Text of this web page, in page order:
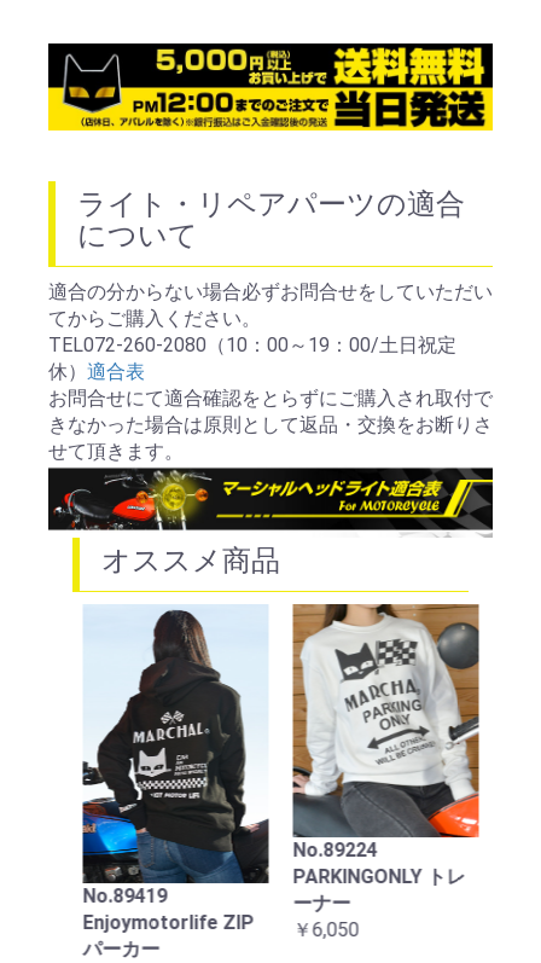
お買い物を続ける
ライト・リペアパーツの適合
について
適合の分からない場合必ずお問合せをしていただい
てからご購入ください。
TEL072-260-2080（10：00～19：00/土日祝定
休） 適合表
お問合せにて適合確認をとらずにご購入され取付で
きなかった場合は原則として返品・交換をお断りさ
せて頂きます。
オススメ商品
No.89419
Enjoymotorlife ZIP
パーカー
No.89224
PARKINGONLY トレ
ーナー
￥6,050